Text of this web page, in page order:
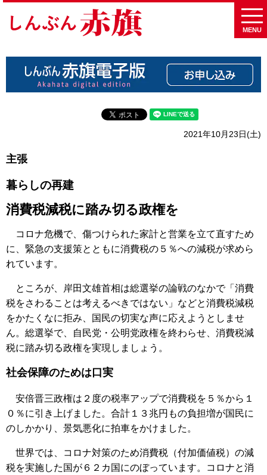
MENU
2021年10月23日(土)
主張
暮らしの再建
消費税減税に踏み切る政権を
コロナ危機で、傷つけられた家計と営業を立て直すため
に、緊急の支援策とともに消費税の５％への減税が求めら
れています。
ところが、岸田文雄首相は総選挙の論戦のなかで「消費
税をさわることは考えるべきではない」などと消費税減税
をかたくなに拒み、国民の切実な声に応えようとしませ
ん。総選挙で、自民党・公明党政権を終わらせ、消費税減
税に踏み切る政権を実現しましょう。
社会保障のためは口実
安倍晋三政権は２度の税率アップで消費税を５％から１
０％に引き上げました。合計１３兆円もの負担増が国民に
のしかかり、景気悪化に拍車をかけました。
世界では、コロナ対策のため消費税（付加価値税）の減
税を実施した国が６２カ国にのぼっています。コロナと消